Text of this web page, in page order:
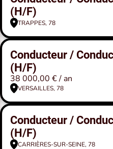
(H/F)
TRAPPES, 78
Conducteur /
(H/F)
38 000,00 € / an
VERSAILLES, 78
Conducteur /
(H/F)
CARRIÈRES-SUR-SEINE, 78